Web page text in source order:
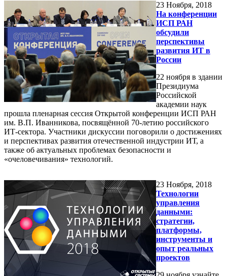
23 Ноября, 2018
На конференции
ИСП РАН
обсудили
перспективы
развития ИТ в
России
22 ноября в здании
Президиума
Российской
академии наук
прошла пленарная сессия Открытой конференции ИСП РАН
им. В.П. Иванникова, посвящённой 70-летию российского
ИТ-сектора. Участники дискуссии поговорили о достижениях
и перспективах развития отечественной индустрии ИТ, а
также об актуальных проблемах безопасности и
«очеловечивания» технологий.
23 Ноября, 2018
Технологии
управления
данными:
стратегии,
платформы,
инструменты и
опыт реальных
проектов